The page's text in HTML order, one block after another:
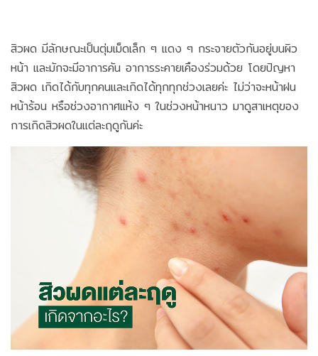
สิวผด มีลักษณะเป็นตุ่มเม็ดเล็ก ๆ แดง ๆ กระจายตัวกันอยู่บนผิว
หน้า และมักจะมีอาการคัน อาการระคายเคืองร่วมด้วย โดยปัญหา
สิวผด เกิดได้กับทุกคนและเกิดได้ทุกทุกช่วงเลยค่ะ ไม่ว่าจะหน้าฝน
หน้าร้อน หรือช่วงอากาศแห้ง ๆ ในช่วงหน้าหนาว มาดูสาเหตุของ
การเกิดสิวผดในแต่ละฤดูกันค่ะ